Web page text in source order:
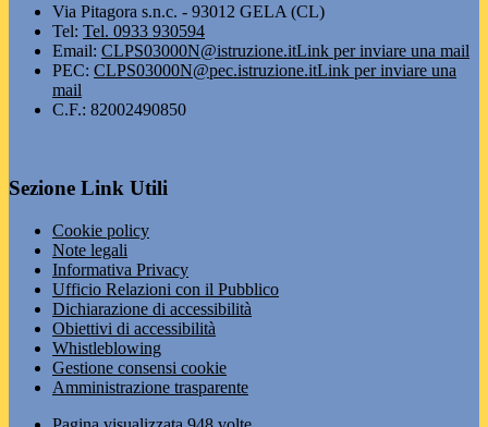
Via Pitagora s.n.c. - 93012 GELA (CL)
Tel: Tel. 0933 930594
Email: CLPS03000N@istruzione.itLink per inviare una mail
PEC: CLPS03000N@pec.istruzione.itLink per inviare una
mail
C.F.: 82002490850
Sezione Link Utili
Cookie policy
Note legali
Informativa Privacy
Ufficio Relazioni con il Pubblico
Dichiarazione di accessibilità
Obiettivi di accessibilità
Whistleblowing
Gestione consensi cookie
Amministrazione trasparente